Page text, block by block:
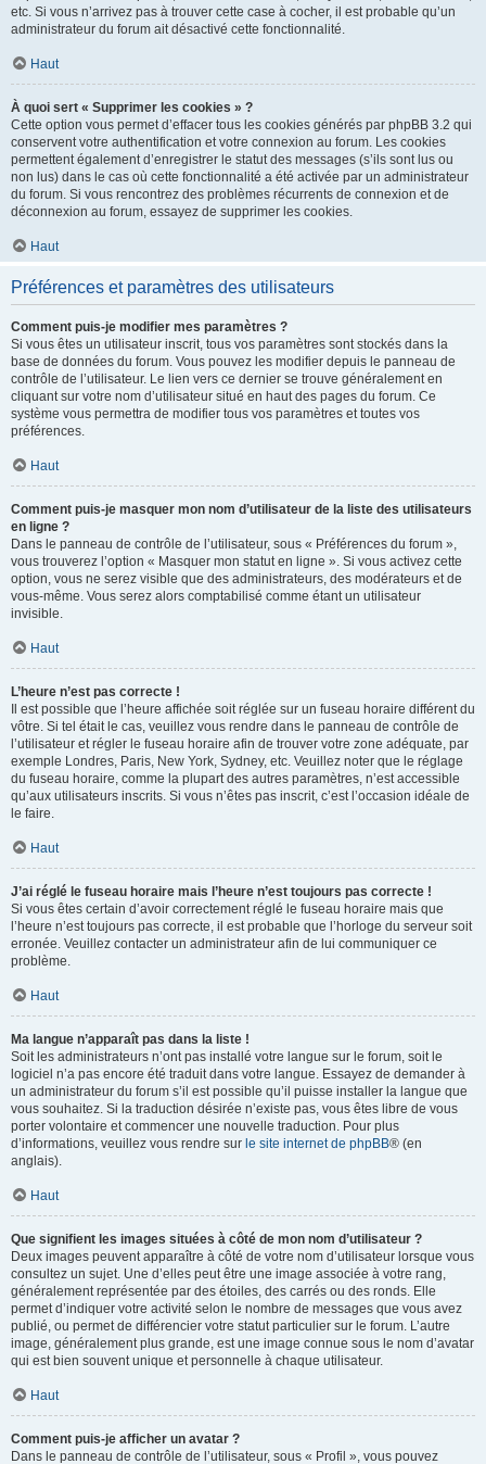
etc. Si vous n’arrivez pas à trouver cette case à cocher, il est probable qu’un
administrateur du forum ait désactivé cette fonctionnalité.
Haut
À quoi sert « Supprimer les cookies » ?
Cette option vous permet d’effacer tous les cookies générés par phpBB 3.2 qui
conservent votre authentification et votre connexion au forum. Les cookies
permettent également d’enregistrer le statut des messages (s’ils sont lus ou
non lus) dans le cas où cette fonctionnalité a été activée par un administrateur
du forum. Si vous rencontrez des problèmes récurrents de connexion et de
déconnexion au forum, essayez de supprimer les cookies.
Haut
Préférences et paramètres des utilisateurs
Comment puis-je modifier mes paramètres ?
Si vous êtes un utilisateur inscrit, tous vos paramètres sont stockés dans la
base de données du forum. Vous pouvez les modifier depuis le panneau de
contrôle de l’utilisateur. Le lien vers ce dernier se trouve généralement en
cliquant sur votre nom d’utilisateur situé en haut des pages du forum. Ce
système vous permettra de modifier tous vos paramètres et toutes vos
préférences.
Haut
Comment puis-je masquer mon nom d’utilisateur de la liste des utilisateurs
en ligne ?
Dans le panneau de contrôle de l’utilisateur, sous « Préférences du forum »,
vous trouverez l’option « Masquer mon statut en ligne ». Si vous activez cette
option, vous ne serez visible que des administrateurs, des modérateurs et de
vous-même. Vous serez alors comptabilisé comme étant un utilisateur
invisible.
Haut
L’heure n’est pas correcte !
Il est possible que l’heure affichée soit réglée sur un fuseau horaire différent du
vôtre. Si tel était le cas, veuillez vous rendre dans le panneau de contrôle de
l’utilisateur et régler le fuseau horaire afin de trouver votre zone adéquate, par
exemple Londres, Paris, New York, Sydney, etc. Veuillez noter que le réglage
du fuseau horaire, comme la plupart des autres paramètres, n’est accessible
qu’aux utilisateurs inscrits. Si vous n’êtes pas inscrit, c’est l’occasion idéale de
le faire.
Haut
J’ai réglé le fuseau horaire mais l’heure n’est toujours pas correcte !
Si vous êtes certain d’avoir correctement réglé le fuseau horaire mais que
l’heure n’est toujours pas correcte, il est probable que l’horloge du serveur soit
erronée. Veuillez contacter un administrateur afin de lui communiquer ce
problème.
Haut
Ma langue n’apparaît pas dans la liste !
Soit les administrateurs n’ont pas installé votre langue sur le forum, soit le
logiciel n’a pas encore été traduit dans votre langue. Essayez de demander à
un administrateur du forum s’il est possible qu’il puisse installer la langue que
vous souhaitez. Si la traduction désirée n’existe pas, vous êtes libre de vous
porter volontaire et commencer une nouvelle traduction. Pour plus
d’informations, veuillez vous rendre sur le site internet de phpBB® (en
anglais).
Haut
Que signifient les images situées à côté de mon nom d’utilisateur ?
Deux images peuvent apparaître à côté de votre nom d’utilisateur lorsque vous
consultez un sujet. Une d’elles peut être une image associée à votre rang,
généralement représentée par des étoiles, des carrés ou des ronds. Elle
permet d’indiquer votre activité selon le nombre de messages que vous avez
publié, ou permet de différencier votre statut particulier sur le forum. L’autre
image, généralement plus grande, est une image connue sous le nom d’avatar
qui est bien souvent unique et personnelle à chaque utilisateur.
Haut
Comment puis-je afficher un avatar ?
Dans le panneau de contrôle de l’utilisateur, sous « Profil », vous pouvez